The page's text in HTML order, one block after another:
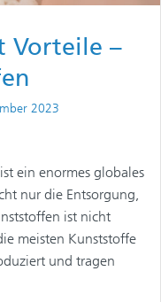
Vorteile –
2023
ein enormes globales
nur die Entsorgung,
ist nicht
meisten Kunststoffe
und tragen